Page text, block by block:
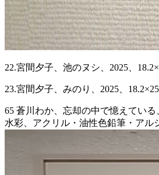
22.宮間夕子、池のヌシ、2025、
23.宮間夕子、みのり、2025、
65 蒼川わか、忘却の中で憶えている
水彩、アクリル・油性色鉛筆・アル